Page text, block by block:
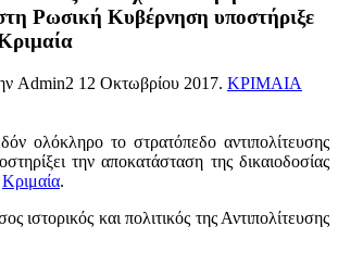
Ρωσική Κυβέρνηση υποστήριξε
Admin2 12 Οκτωβρίου 2017. ΚΡΙΜΑΙΑ
ολόκληρο το στρατόπεδο αντιπολίτευσης
την αποκατάσταση της δικαιοδοσίας
Κριμαία.
ιστορικός και πολιτικός της Αντιπολίτευσης